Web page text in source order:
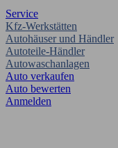
Service
Kfz-Werkstätten
Autohäuser und Händler
Autoteile-Händler
Autowaschanlagen
Auto verkaufen
Auto bewerten
Anmelden